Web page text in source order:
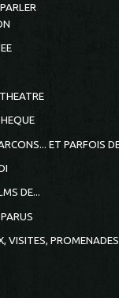
ET PARFOIS
DE...
VISITES, PROMENADES